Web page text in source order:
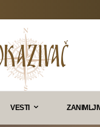
VESTI